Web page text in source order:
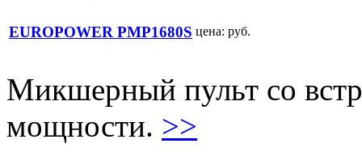
EUROPOWER PMP1680S цена: руб.
Микшерный пульт со
мощности. >>